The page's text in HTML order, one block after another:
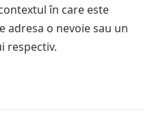
în care este
adresa o nevoie sau un
respectiv.